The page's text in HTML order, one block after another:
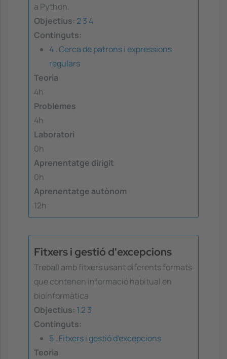
a Python.
Objectius: 23 4
Continguts:
4 . Cerca de patrons i expressions
regulars
Teoria
4h
Problemes
4h
Laboratori
0h
Aprenentatge dirigit
0h
Aprenentatge autònom
12h
Fitxers i gestió d'excepcions
Treball amb fitxers usant diferents formats
que contenen informació habitual en
bioinformàtica
Objectius: 1 23
Continguts:
5 . Fitxers i gestió d'excepcions
Teoria